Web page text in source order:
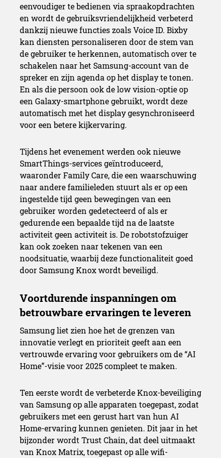
Nieuwe Bespoke AI-
2025
eenvoudiger te bedienen via spraakopdrachten
en wordt de gebruiksvriendelijkheid verbeterd
dankzij nieuwe functies zoals Voice ID. Bixby
kan diensten personaliseren door de stem van
de gebruiker te herkennen, automatisch over te
schakelen naar het Samsung-account van de
spreker en zijn agenda op het display te tonen.
En als die persoon ook de low vision-optie op
een Galaxy-smartphone gebruikt, wordt deze
automatisch met het display gesynchroniseerd
voor een betere kijkervaring.
Tijdens het evenement werden ook nieuwe
SmartThings-services geïntroduceerd,
waaronder Family Care, die een waarschuwing
naar andere familieleden stuurt als er op een
ingestelde tijd geen bewegingen van een
gebruiker worden gedetecteerd of als er
gedurende een bepaalde tijd na de laatste
activiteit geen activiteit is. De robotstofzuiger
kan ook zoeken naar tekenen van een
noodsituatie, waarbij deze functionaliteit goed
door Samsung Knox wordt beveiligd.
Samsung liet zien hoe het de grenzen van
innovatie verlegt en prioriteit geeft aan een
vertrouwde ervaring voor gebruikers om de “AI
Home”-visie voor 2025 compleet te maken.
Ten eerste wordt de verbeterde Knox-beveiliging
van Samsung op alle apparaten toegepast, zodat
gebruikers met een gerust hart van hun AI
Home-ervaring kunnen genieten. Dit jaar in het
bijzonder wordt Trust Chain, dat deel uitmaakt
van Knox Matrix, toegepast op alle wifi-